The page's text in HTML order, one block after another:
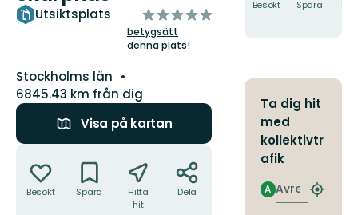
Utsiktsplats
av
5
stjärnor
betygsätt
denna plats!
Län:
Stockholms län
6845.43 km från dig
Visa på kartan
Besökt Spara
Hitta
hit
Dela
Besökt Spara
Ta dig hit
med
kollektivtr
afik
Avresa
A
Hitta